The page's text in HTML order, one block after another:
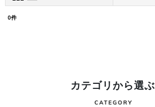
表示数
絞り込む
0件
カテゴリから選ぶ